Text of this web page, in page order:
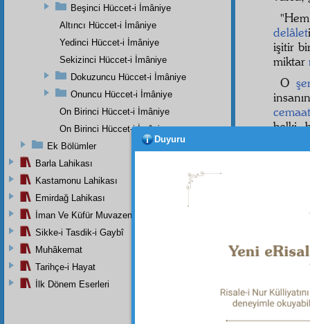
delâlet
işitir
miktar
O
cemaat
belki
beden
bk.
Beşinci Hüccet-i İmâniye
Altıncı Hüccet-i İmâniye
Yedinci Hüccet-i İmâniye
Sekizinci Hüccet-i İmâniye
Dokuzuncu Hüccet-i İmâniye
Onuncu Hüccet-i İmâniye
On Birinci Hüccet-i İmâniye
On Birinci Hüccet-i İmâniye
Ek Bölümler
Barla Lahikası
Kastamonu Lahikası
Emirdağ Lahikası
İman Ve Küfür Muvazeneleri
Sikke-i Tasdik-i Gaybî
Muhâkemat
Tarihçe-i Hayat
İlk Dönem Eserleri
Duyuru